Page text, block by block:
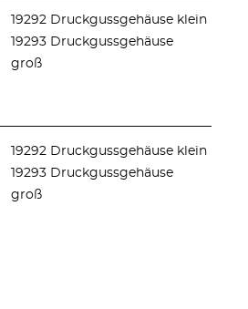
19292 Druckgussgehäuse klein
19293 Druckgussgehäuse
groß
19292 Druckgussgehäuse klein
19293 Druckgussgehäuse
groß